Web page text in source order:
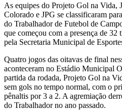
As equipes do Projeto Gol na Vida,
Colorado e JPG se classificaram
do Trabalhador de Futebol de
que começou com a presença de 32
pela Secretaria Municipal de
Quatro jogos das oitavas de final
aconteceram no Estádio Municipal
partida da rodada, Projeto Gol na
sem gols no tempo normal, com o
pênaltis por 3 a 2. A agremiação
do Trabalhador no ano passado.